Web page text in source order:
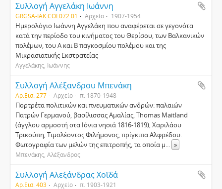
Συλλογή Αγγελάκη Ιωάννη
GRGSA-IAK COL072.01 Αρχείο 1907-1954
Ημερολόγιο Ιωάννη Αγγελάκη που αναφέρεται σε γεγονότα
κατά την περίοδο του κινήματος του Θερίσου, των Βαλκανικών
πολέμων, του Α και Β παγκοσμίου πολέμου και της
Μικρασιατικής Εκστρατείας
Αγγελάκης, Ιωάννης
Συλλογή Αλέξανδρου Μπενάκη
Αρ.Εισ. 277 Αρχείο π. 1870-1948
Πορτρέτα πολιτικών και πνευματικών ανδρών: παλαιών
Πατρών Γερμανού, βασίλισσας Αμαλίας, Thomas Maitland
(άγγλου αρμοστή στα Ιόνια νησιά 1816-1819), Χαριλάου
Τρικούπη, Τιμολέοντος Φιλήμονος, πρίγκιπα Αλφρέδου.
Φωτογραφία των μελών της επιτροπής, τα οποία μ... »
Μπενάκης, Αλέξανδρος
Συλλογή Αλεξάνδρας Χοϊδά
Αρ.Εισ. 403 Αρχείο π. 1903-1921